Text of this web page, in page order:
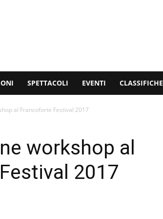
SPETTACOLI EVENTI CLASSIFICHE
al Francoforte Festival 2017
workshop al
2017